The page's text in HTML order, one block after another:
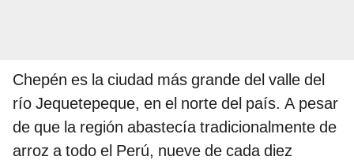
Chepén es la ciudad más grande del valle del
río Jequetepeque, en el norte del país. A pesar
de que la región abastecía tradicionalmente de
arroz a todo el Perú, nueve de cada diez